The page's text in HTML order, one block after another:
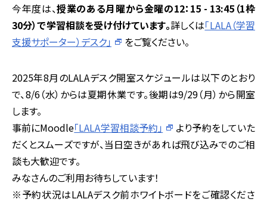
今年度は、授業のある月曜から金曜の12：15 - 13:45（1枠
30分）で学習相談を受け付けています。詳しくは「LALA（学習
支援サポーター）デスク」
をご覧ください。
2025年8月のLALAデスク開室スケジュールは以下のとおり
で、8/6（水）からは夏期休業です。後期は9/29（月）から開室
します。
事前にMoodle「LALA学習相談予約」
より予約をしていた
だくとスムーズですが、当日空きがあれば飛び込みでのご相
談も大歓迎です。
みなさんのご利用お待ちしています！
※予約状況はLALAデスク前ホワイトボードをご確認くださ